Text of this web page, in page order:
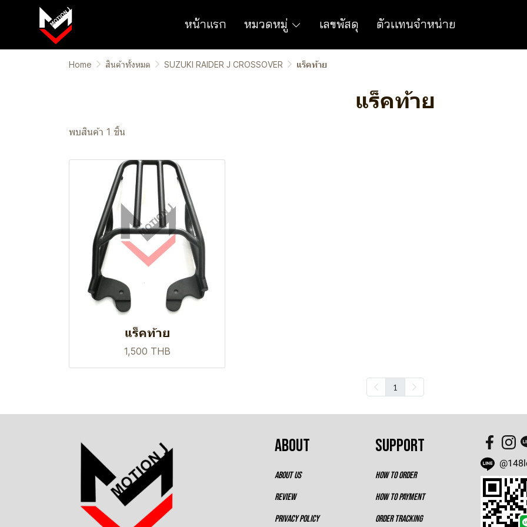
หน้าแรก หมวดหมู่ เลขพัสดุ ตัวเเทนจำหน่าย
Home สินค้าทั้งหมด SUZUKI RAIDER J CROSSOVER แร็คท้าย
แร็คท้าย
พบสินค้า 1 ชิ้น
แร็คท้าย
1,500 THB
1
ABOUT
ABOUT US
REVIEW
PRIVACY POLICY
SUPPORT
HOW TO ORDER
HOW TO PAYMENT
ORDER TRACKING